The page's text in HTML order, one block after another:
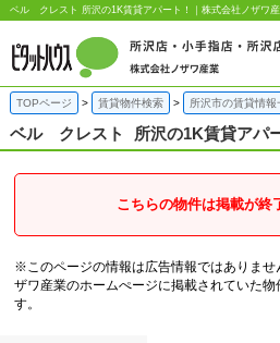
ベル クレスト 所沢の1K賃貸アパート！｜株式会社ノザワ
TOPページ 賃貸物件検索 所沢市の賃貸情報
ベル クレスト 所沢の1K賃貸アパ
こちらの物件は掲載が終
※このページの情報は広告情報ではありませ
ザワ産業のホームぺージに掲載されていた
す。